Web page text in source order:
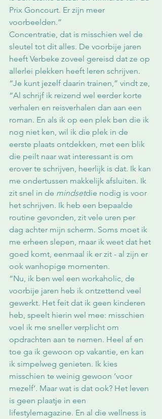
Prix Goncourt. Er zijn meer
voorbeelden.”
Concentratie, dat is misschien wel de
sleutel tot dit alles. De voorbije jaren
heeft Verbeke zoveel gereisd dat ze op
allerlei plekken heeft leren schrijven.
“Je kunt jezelf daarin trainen,” vindt ze,
“Al schrijf ik reizend wel eerder korte
verhalen en reisverhalen dan aan een
roman. En als ik op een plek ben die ik
nog niet ken, wil ik die plek in de
eerste plaats ontdekken, met een blik
die peilt naar wat interessant is om
erover te schrijven, heerlijk is dat. Ik kan
me ondertussen makkelijk afsluiten. Ik
zit snel in de mindsetdie nodig is voor
het schrijven. Ik heb een bepaalde
routine gevonden, zit vele uren per
dag achter mijn scherm. Soms moet ik
me erheen slepen, maar ik weet dat het
goed komt, eenmaal ik er zit - al zijn er
ook wanhopige momenten.
“Nu, ik ben wel een workaholic, de
voorbije jaren heb ik ontzettend veel
gewerkt. Het feit dat ik geen kinderen
heb, speelt hierin wel mee: misschien
voel ik me sneller verplicht om
opdrachten aan te nemen. Heel af en
toe ga ik gewoon op vakantie, en kan
ik simpelweg genieten. Ik kies
misschien te weinig gewoon ‘voor
mezelf’. Maar wat is dat ook? Het leven
is geen plaatje in een
lifestylemagazine. En al die wellness is